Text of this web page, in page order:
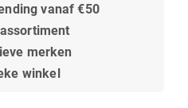
vanaf €50
merken
winkel